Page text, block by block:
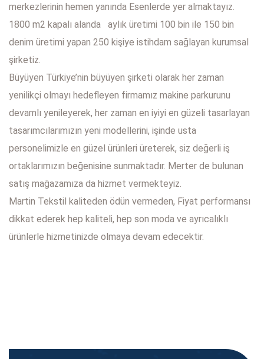
merkezlerinin hemen yanında Esenlerde yer almaktayız.
1800 m2 kapalı alanda aylık üretimi 100 bin ile 150 bin
denim üretimi yapan 250 kişiye istihdam sağlayan kurumsal
şirketiz.
Büyüyen Türkiye’nin büyüyen şirketi olarak her zaman
yenilikçi olmayı hedefleyen firmamız makine parkurunu
devamlı yenileyerek, her zaman en iyiyi en güzeli tasarlayan
tasarımcılarımızın yeni modellerini, işinde usta
personelimizle en güzel ürünleri üreterek, siz değerli iş
ortaklarımızın beğenisine sunmaktadır. Merter de bulunan
satış mağazamıza da hizmet vermekteyiz.
Martin Tekstil kaliteden ödün vermeden, Fiyat performansı
dikkat ederek hep kaliteli, hep son moda ve ayrıcalıklı
ürünlerle hizmetinizde olmaya devam edecektir.